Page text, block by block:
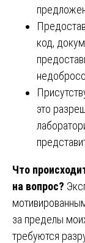
код,
это
Что
на вопрос?
за пределы
требуются